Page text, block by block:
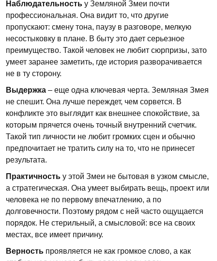
Наблюдательность у Земляной Змеи почти
профессиональная. Она видит то, что другие
пропускают: смену тона, паузу в разговоре, мелкую
несостыковку в плане. В быту это дает серьезное
преимущество. Такой человек не любит сюрпризы, зато
умеет заранее заметить, где история разворачивается
не в ту сторону.
Выдержка – еще одна ключевая черта. Земляная Змея
не спешит. Она лучше переждет, чем сорвется. В
конфликте это выглядит как внешнее спокойствие, за
которым прячется очень точный внутренний счетчик.
Такой тип личности не любит громких сцен и обычно
предпочитает не тратить силу на то, что не принесет
результата.
Практичность у этой Змеи не бытовая в узком смысле,
а стратегическая. Она умеет выбирать вещь, проект или
человека не по первому впечатлению, а по
долговечности. Поэтому рядом с ней часто ощущается
порядок. Не стерильный, а смысловой: все на своих
местах, все имеет причину.
Верность проявляется не как громкое слово, а как